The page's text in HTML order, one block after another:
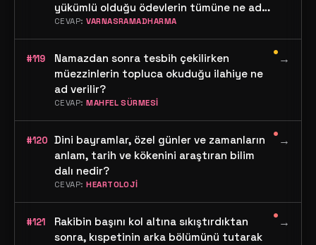
yükümlü olduğu ödevlerin tümüne ne ad
verilir?
CEVAP:VARNASRAMADHARMA
#119
Namazdan sonra tesbih çekilirken
müezzinlerin topluca okuduğu ilahiye ne
ad verilir?
CEVAP:MAHFEL SÜRMESİ
•→
#120 Dini bayramlar, özel günler ve zamanların
anlam, tarih ve kökenini araştıran bilim
dalı nedir?
CEVAP:HEARTOLOJİ
•→
#121
Rakibin başını kol altına sıkıştırdıktan
sonra, kıspetinin arka bölümünü tutarak
•→